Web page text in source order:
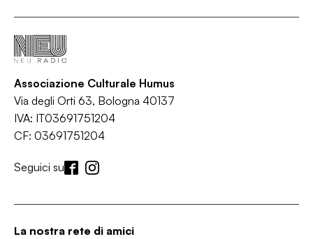
Associazione Culturale Humus
Via degli Orti 63, Bologna 40137
IVA: IT03691751204
CF: 03691751204
Seguici su
La nostra rete di amici